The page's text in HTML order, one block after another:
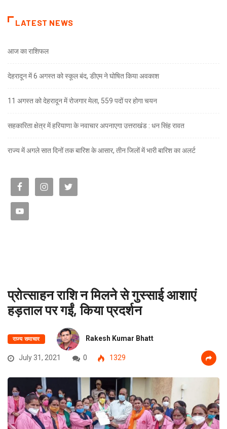
LATEST NEWS
आज का राशिफल
देहरादून में 6 अगस्त को स्कूल बंद, डीएम ने घोषित किया अवकाश
11 अगस्त को देहरादून में रोजगार मेला, 559 पदों पर होगा चयन
सहकारिता क्षेत्र में हरियाणा के नवाचार अपनाएगा उत्तराखंड : धन सिंह रावत
राज्य में अगले सात दिनों तक बारिश के आसार, तीन जिलों में भारी बारिश का अलर्ट
प्रोत्साहन राशि न मिलने से गुस्साई आशाएं
हड़ताल पर गईं, किया प्रदर्शन
राज्य समाचार Rakesh Kumar Bhatt
July 31, 2021 0 1329